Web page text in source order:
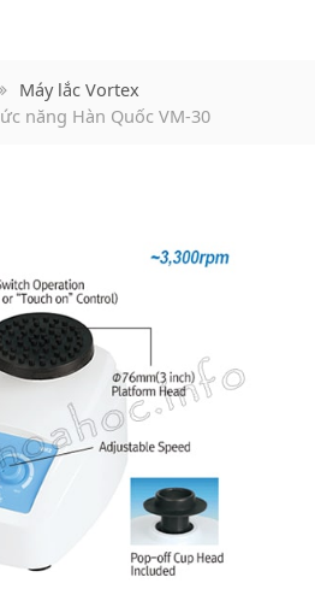
Máy lắc Vortex
năng Hàn Quốc VM-30